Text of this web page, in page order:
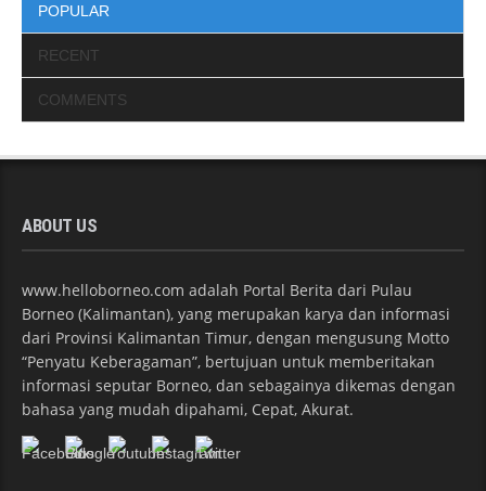
POPULAR
RECENT
COMMENTS
ABOUT US
www.helloborneo.com adalah Portal Berita dari Pulau
Borneo (Kalimantan), yang merupakan karya dan informasi
dari Provinsi Kalimantan Timur, dengan mengusung Motto
“Penyatu Keberagaman”, bertujuan untuk memberitakan
informasi seputar Borneo, dan sebagainya dikemas dengan
bahasa yang mudah dipahami, Cepat, Akurat.